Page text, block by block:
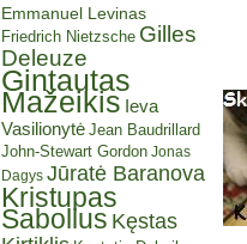
Emmanuel Levinas
Friedrich Nietzsche Gilles
Deleuze
Gintautas
Mažeikis Ieva
Vasilionytė Jean Baudrillard
John-Stewart Gordon Jonas
Dagys Jūratė Baranova
Kristupas
Sabolius Kęstas